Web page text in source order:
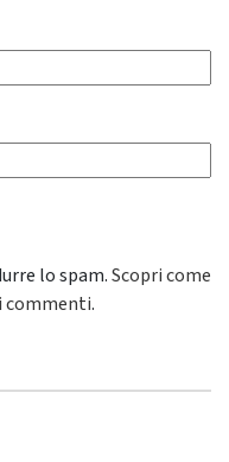
lo spam.Scopri come
commenti.